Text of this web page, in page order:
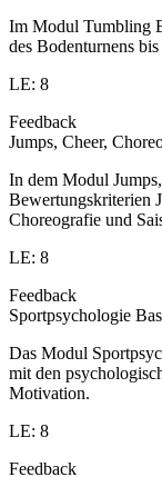
Im Modul Tumbling
des Bodenturnens
LE: 8
Feedback
Jumps, Cheer,
In dem Modul
Bewertungskriterien
Choreografie und
LE: 8
Feedback
Sportpsychologie
Das Modul
mit den
Motivation.
LE: 8
Feedback